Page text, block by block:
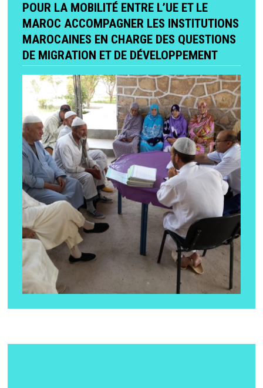
POUR LA MOBILITÉ ENTRE L’UE ET LE
MAROC ACCOMPAGNER LES INSTITUTIONS
MAROCAINES EN CHARGE DES QUESTIONS
DE MIGRATION ET DE DÉVELOPPEMENT